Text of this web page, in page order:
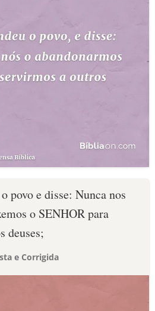
povo e disse: Nunca nos
o SENHOR para
deuses;
e Corrigida